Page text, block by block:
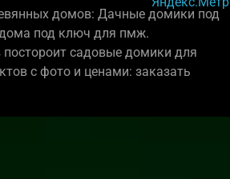
домов: Дачные домики под
под ключ для пмж.
постороит садовые домики для
с фото и ценами: заказать